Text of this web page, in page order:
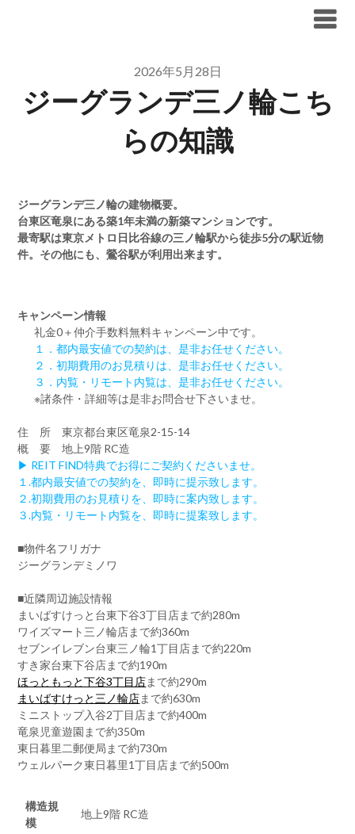
2026年5月28日
ジーグランデ三ノ輪こち
らの知識
ジーグランデ三ノ輪の建物概要。
台東区竜泉にある築1年未満の新築マンションです。
最寄駅は東京メトロ日比谷線の三ノ輪駅から徒歩5分の駅近物
件。その他にも、鶯谷駅が利用出来ます。
キャンペーン情報
礼金0＋仲介手数料無料キャンペーン中です。
１．都内最安値での契約は、是非お任せください。
２．初期費用のお見積りは、是非お任せください。
３．内覧・リモート内覧は、是非お任せください。
※諸条件・詳細等は是非お問合せ下さいませ。
住 所 東京都台東区竜泉2-15-14
概 要 地上9階 RC造
▶ REIT FIND特典でお得にご契約くださいませ。
１.都内最安値での契約を、即時に提示致します。
２.初期費用のお見積りを、即時に案内致します。
３.内覧・リモート内覧を、即時に提案致します。
■物件名フリガナ
ジーグランデミノワ
■近隣周辺施設情報
まいばすけっと台東下谷3丁目店まで約280m
ワイズマート三ノ輪店まで約360m
セブンイレブン台東三ノ輪1丁目店まで約220m
すき家台東下谷店まで約190m
ほっともっと下谷3丁目店まで約290m
まいばすけっと三ノ輪店まで約630m
ミニストップ入谷2丁目店まで約400m
竜泉児童遊園まで約350m
東日暮里二郵便局まで約730m
ウェルパーク東日暮里1丁目店まで約500m
構造規
模
地上9階 RC造